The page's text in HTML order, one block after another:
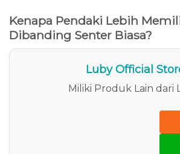
Kenapa Pendaki Lebih
Dibanding Senter Biasa?
Luby Official
Miliki Produk Lain dari